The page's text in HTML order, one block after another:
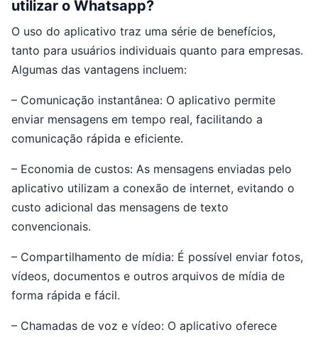
utilizar o Whatsapp?
O uso do aplicativo traz uma série de benefícios,
tanto para usuários individuais quanto para empresas.
Algumas das vantagens incluem:
– Comunicação instantânea: O aplicativo permite
enviar mensagens em tempo real, facilitando a
comunicação rápida e eficiente.
– Economia de custos: As mensagens enviadas pelo
aplicativo utilizam a conexão de internet, evitando o
custo adicional das mensagens de texto
convencionais.
– Compartilhamento de mídia: É possível enviar fotos,
vídeos, documentos e outros arquivos de mídia de
forma rápida e fácil.
– Chamadas de voz e vídeo: O aplicativo oferece